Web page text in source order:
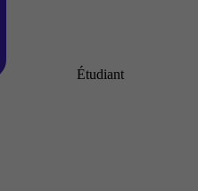
Étudiant